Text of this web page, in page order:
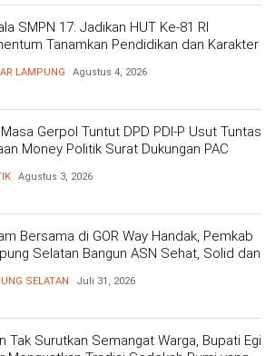
SMPN 17: Jadikan HUT Ke-81 RI
Tanamkan Pendidikan dan Karakter
LAMPUNG Agustus 4, 2026
Gerpol Tuntut DPD PDI-P Usut Tuntas
Money Politik Surat Dukungan PAC
Agustus 3, 2026
Bersama di GOR Way Handak, Pemkab
Selatan Bangun ASN Sehat, Solid dan
SELATAN Juli 31, 2026
Tak Surutkan Semangat Warga, Bupati Egi